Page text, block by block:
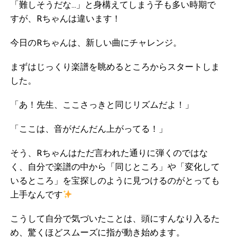
「難しそうだな…」と身構えてしまう子も多い時期で
すが、Rちゃんは違います！
今日のRちゃんは、新しい曲にチャレンジ。
まずはじっくり楽譜を眺めるところからスタートしま
した。
「あ！先生、ここさっきと同じリズムだよ！」
「ここは、音がだんだん上がってる！」
そう、Rちゃんはただ言われた通りに弾くのではな
く、自分で楽譜の中から「同じところ」や「変化して
いるところ」を宝探しのように見つけるのがとっても
上手なんです
こうして自分で気づいたことは、頭にすんなり入るた
め、驚くほどスムーズに指が動き始めます。